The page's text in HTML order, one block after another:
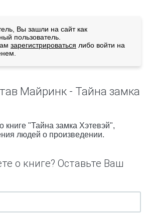
Вы зашли на сайт как
пользователь.
зарегистрироваться либо войти на
Майринк - Тайна замка
книге "Тайна замка Хэтевэй",
людей о произведении.
о книге? Оставьте Ваш